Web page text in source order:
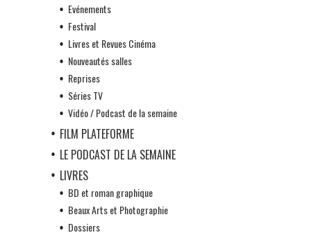
Evénements
Festival
Livres et Revues Cinéma
Nouveautés salles
Reprises
Séries TV
Vidéo / Podcast de la semaine
FILM PLATEFORME
LE PODCAST DE LA SEMAINE
LIVRES
BD et roman graphique
Beaux Arts et Photographie
Dossiers